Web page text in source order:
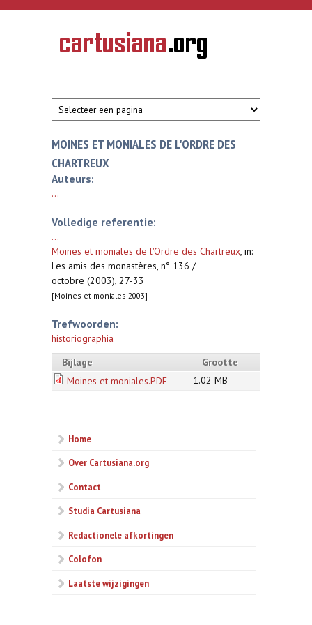
Overslaan en naar de inhoud gaan
CARTUSIANA
Geschiedenis
van de
MOINES ET MONIALES DE L'ORDRE DES
CHARTREUX
Auteurs:
...
Volledige referentie:
...
Moines et moniales de l'Ordre des Chartreux, in:
Les amis des monastères, n° 136 /
octobre (2003), 27-33
[Moines et moniales 2003]
Trefwoorden:
historiographia
Bijlage
Grootte
Moines et moniales.PDF
1.02 MB
Home
Over Cartusiana.org
Contact
Studia Cartusiana
Redactionele afkortingen
Colofon
Laatste wijzigingen